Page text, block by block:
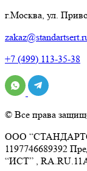
г.Москва, ул.
+7 (499) 113-35-38
© Все права
ООО
1197746689392
“ИСТ” ,